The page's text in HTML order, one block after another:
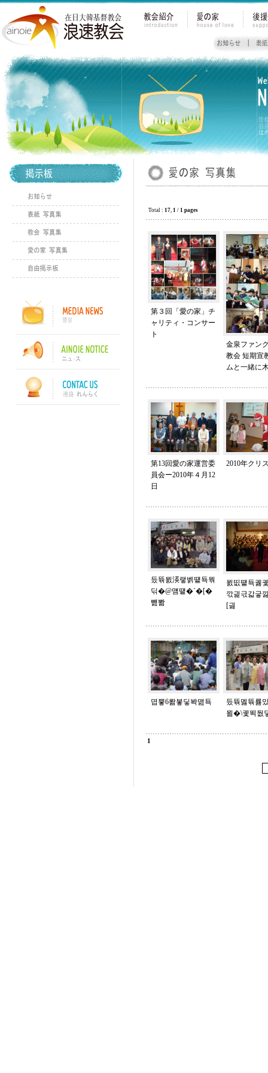
Total : 17, 1 / 1 pages
第３回「愛の家」チ
ャリティ・コンサー
ト
金泉ファン
教会 短期宣
ムと一緒に
第13回愛の家運営委
員会ー2010年４月12
日
2010年クリ
듰뜎묈渶랳벩떝됵뭒
딖�@먬떝�`�[�
뻂뽦
묈띲떝됵궳
깏긡귻갋긓
[긣
몁뿧6뢂봏딯봑맲됵
듰뜎멣뜎룛
묆�\궻뙥둾
1